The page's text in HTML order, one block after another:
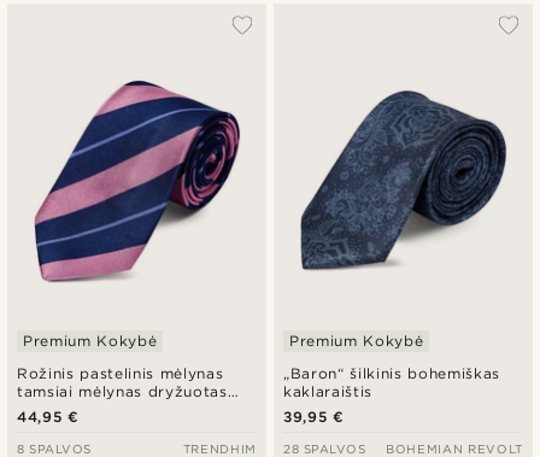
Rožinis pastelinis mėlynas
tamsiai mėlynas dryžuotas
šilkinis kaklaraištis
Premium Kokybė
44,95 €
8 SPALVOS TRENDHIM
„Baron“ šilkinis bohemiškas
kaklaraištis
Premium Kokybė
39,95 €
28 SPALVOS BOHEMIAN REVOLT